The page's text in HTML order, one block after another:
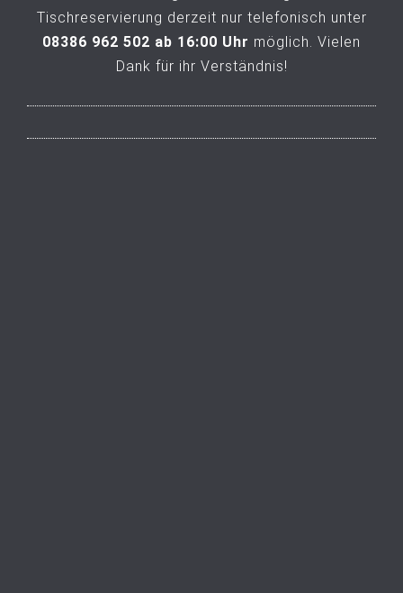
Tischreservierung derzeit nur telefonisch unter
08386 962 502 ab 16:00 Uhr möglich.​ Vielen
Dank für ihr Verständnis!